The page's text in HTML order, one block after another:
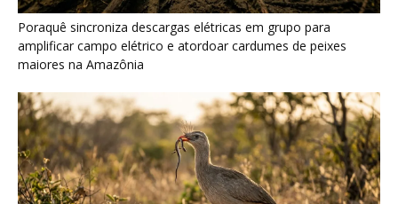
Poraquê sincroniza descargas elétricas em grupo para
amplificar campo elétrico e atordoar cardumes de peixes
maiores na Amazônia